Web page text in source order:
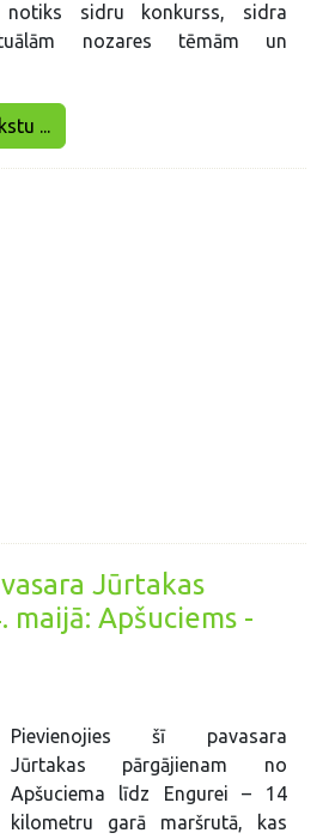
notiks sidru konkurss, sidra
nozares tēmām un
...
Jūrtakas
maijā: Apšuciems -
Pievienojies šī pavasara
Jūrtakas pārgājienam no
Apšuciema līdz Engurei – 14
kilometru garā maršrutā, kas